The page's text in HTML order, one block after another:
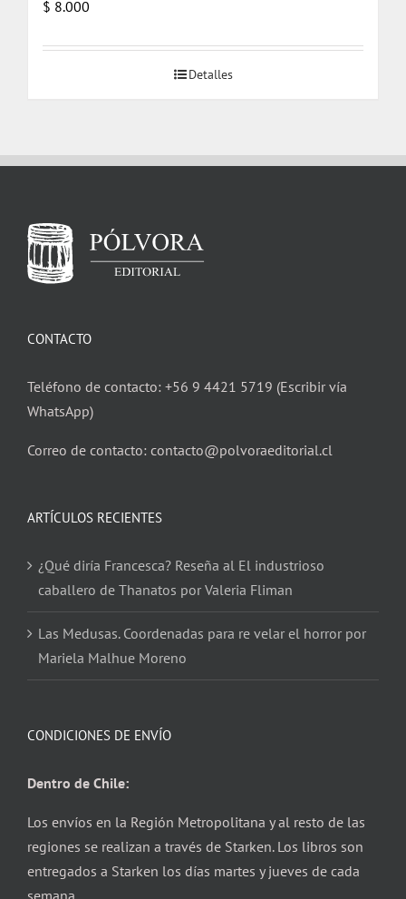
$ 8.000
Detalles
CONTACTO
Teléfono de contacto: +56 9 4421 5719 (Escribir vía
WhatsApp)
Correo de contacto: contacto@polvoraeditorial.cl
ARTÍCULOS RECIENTES
¿Qué diría Francesca? Reseña al El industrioso
caballero de Thanatos por Valeria Fliman
Las Medusas. Coordenadas para re velar el horror por
Mariela Malhue Moreno
CONDICIONES DE ENVÍO
Dentro de Chile:
Los envíos en la Región Metropolitana y al resto de las
regiones se realizan a través de Starken. Los libros son
entregados a Starken los días martes y jueves de cada
semana.